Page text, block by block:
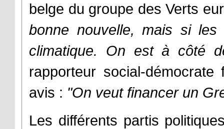
belge du groupe des Verts
bonne nouvelle, mais si
climatique. On est à côté
rapporteur social-
avis : "On veut financer un
Les différents partis